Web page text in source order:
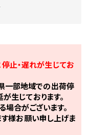
止・遅れが生じてお
一部地域での出荷停
生じております。
合がございます。
様お願い申し上げま